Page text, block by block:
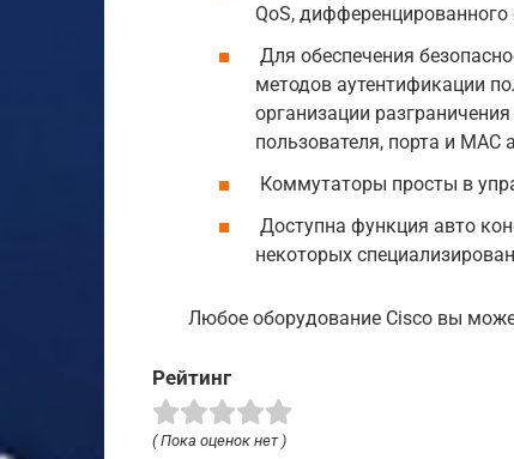
QoS, дифференцированного
Для обеспечения
методов аутентификации
организации
пользователя, порта и MAC
Коммутаторы просты в
Доступна функция авто
некоторых
Любое оборудование Cisco вы
Рейтинг
( Пока оценок нет )